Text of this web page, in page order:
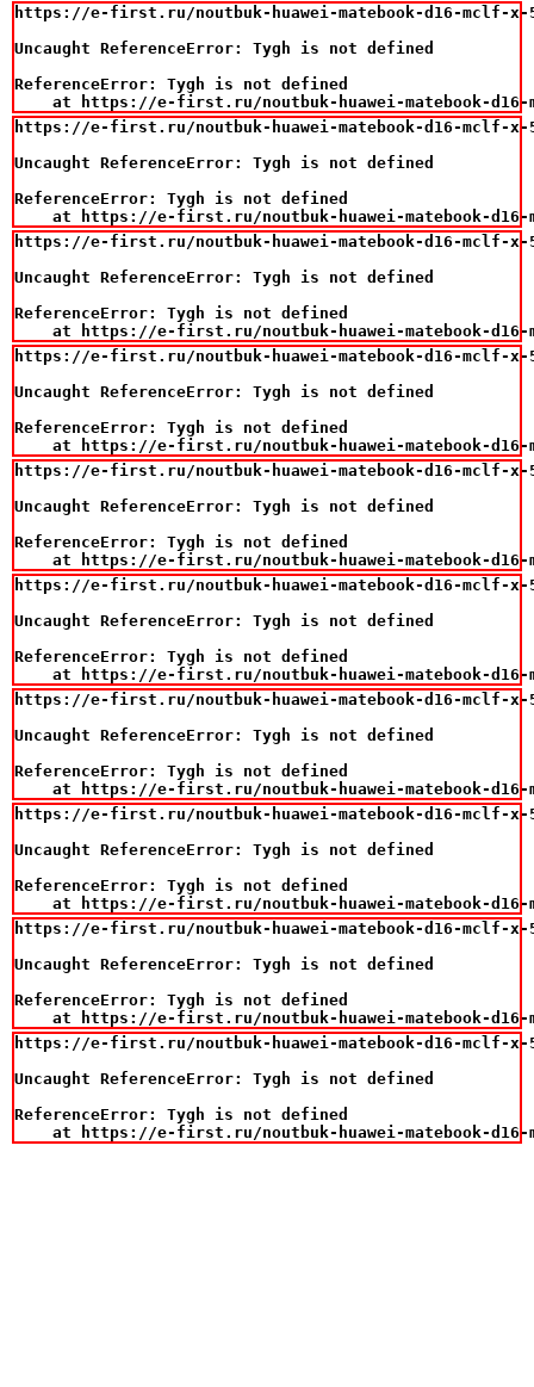
https://e-first.ru/noutbuk-huawei-matebook-d16-mclf-x-
Uncaught ReferenceError: Tygh is not defined
ReferenceError: Tygh is not defined
at https://e-first.ru/noutbuk-huawei-matebook-
https://e-first.ru/noutbuk-huawei-matebook-d16-mclf-x-
Uncaught ReferenceError: Tygh is not defined
ReferenceError: Tygh is not defined
at https://e-first.ru/noutbuk-huawei-matebook-
https://e-first.ru/noutbuk-huawei-matebook-d16-mclf-x-
Uncaught ReferenceError: Tygh is not defined
ReferenceError: Tygh is not defined
at https://e-first.ru/noutbuk-huawei-matebook-
https://e-first.ru/noutbuk-huawei-matebook-d16-mclf-x-
Uncaught ReferenceError: Tygh is not defined
ReferenceError: Tygh is not defined
at https://e-first.ru/noutbuk-huawei-matebook-
https://e-first.ru/noutbuk-huawei-matebook-d16-mclf-x-
Uncaught ReferenceError: Tygh is not defined
ReferenceError: Tygh is not defined
at https://e-first.ru/noutbuk-huawei-matebook-
https://e-first.ru/noutbuk-huawei-matebook-d16-mclf-x-
Uncaught ReferenceError: Tygh is not defined
ReferenceError: Tygh is not defined
at https://e-first.ru/noutbuk-huawei-matebook-
https://e-first.ru/noutbuk-huawei-matebook-d16-mclf-x-
Uncaught ReferenceError: Tygh is not defined
ReferenceError: Tygh is not defined
at https://e-first.ru/noutbuk-huawei-matebook-
https://e-first.ru/noutbuk-huawei-matebook-d16-mclf-x-
Uncaught ReferenceError: Tygh is not defined
ReferenceError: Tygh is not defined
at https://e-first.ru/noutbuk-huawei-matebook-
https://e-first.ru/noutbuk-huawei-matebook-d16-mclf-x-
Uncaught ReferenceError: Tygh is not defined
ReferenceError: Tygh is not defined
at https://e-first.ru/noutbuk-huawei-matebook-
https://e-first.ru/noutbuk-huawei-matebook-d16-mclf-x-
Uncaught ReferenceError: Tygh is not defined
ReferenceError: Tygh is not defined
at https://e-first.ru/noutbuk-huawei-matebook-